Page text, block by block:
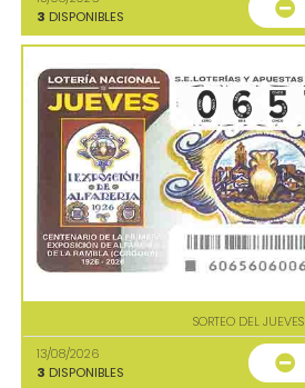
3 DISPONIBLES
SORTEO DEL JUEVES
13/08/2026
3 DISPONIBLES